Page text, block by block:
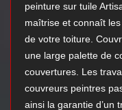
peinture sur tuile
maîtrise et connaît
de votre toiture.
une large palette de
couvertures. Les
couvreurs peintres
ainsi la garantie d’un